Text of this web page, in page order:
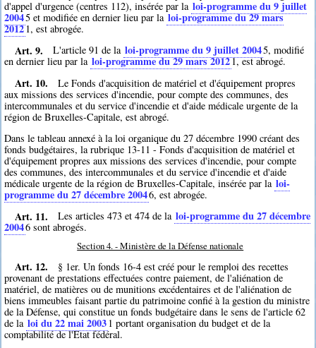
d'appel d'urgence (centres 112), insérée par la loi-programme du 9 juillet
20045 et modifiée en dernier lieu par la loi-programme du 29 mars
2012 1, est abrogée.
Art. 9. L'article 91 de la loi-programme du 9 juillet 20045, modifié
en dernier lieu par la loi-programme du 29 mars 20121, est abrogé.
Art. 10.
Le Fonds d'acquisition de matériel et d'équipement propres
aux missions des services d'incendie, pour compte des communes, des
intercommunales et du service d'incendie et d'aide médicale urgente de la
région de Bruxelles-Capitale, est abrogé.
Dans le tableau annexé à la loi organique du 27 décembre 1990 créant des
fonds budgétaires, la rubrique 13-11 - Fonds d'acquisition de matériel et
d'équipement propres aux missions des services d'incendie, pour compte
des communes, des intercommunales et du service d'incendie et d'aide
médicale urgente de la région de Bruxelles-Capitale, insérée par la loi-
programme du 27 décembre 20046, est abrogée.
Art. 11. Les articles 473 et 474 de la loi-programme du 27 décembre
20046 sont abrogés.
Section 4. - Ministère de la Défense nationale
Art. 12.
§ 1er. Un fonds 16-4 est créé pour le remploi des recettes
provenant de prestations effectuées contre paiement, de l'aliénation de
matériel, de matières ou de munitions excédentaires et de l'aliénation de
biens immeubles faisant partie du patrimoine confié à la gestion du ministre
de la Défense, qui constitue un fonds budgétaire dans le sens de l'article 62
de la loi du 22 mai 2003 1 portant organisation du budget et de la
comptabilité de l'Etat fédéral.